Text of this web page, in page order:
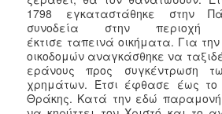
1798 εγκαταστάθηκε στην
συνοδεία στην περιοχή
έκτισε ταπεινά οικήματα. Για
οικοδομών αναγκάσθηκε να
εράνους προς συγκέντρωση
χρημάτων. Έτσι έφθασε έως το
Θράκης. Κατά την εδώ